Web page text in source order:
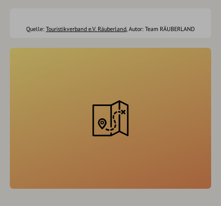
Quelle: Touristikverband e.V. Räuberland, Autor: Team RÄUBERLAND